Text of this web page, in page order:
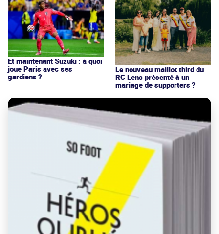
Et maintenant Suzuki : à quoi
joue Paris avec ses
gardiens ?
Le nouveau maillot third du
RC Lens présenté à un
mariage de supporters ?